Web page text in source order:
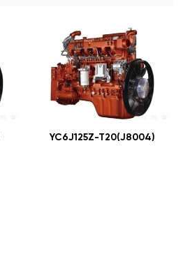
YC6J125Z-T20(J8004)